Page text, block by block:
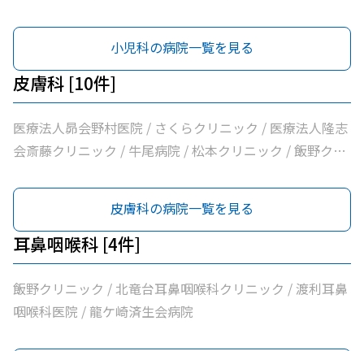
医院 / 八代内科医院 / 高田整形外科 / 龍ケ崎済生会病院 /
うちだ医院 / ユビキタスクリニック / 医療法人社団八峰会
池田病院
子内科循環器科 / 村井医院 / 龍ケ崎済生会病院 / うちだ医
小児科の病院一覧を見る
皮膚科 [10件]
医療法人昴会野村医院 / さくらクリニック / 医療法人隆志
会斎藤クリニック / 牛尾病院 / 松本クリニック / 飯野クリ
ちだ医院
皮膚科の病院一覧を見る
耳鼻咽喉科 [4件]
飯野クリニック / 北竜台耳鼻咽喉科クリニック / 渡利耳鼻
咽喉科医院 / 龍ケ崎済生会病院